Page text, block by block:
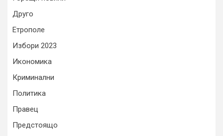
Друго
Етрополе
Избори 2023
Икономика
Криминални
Политика
Правец
Предстоящо